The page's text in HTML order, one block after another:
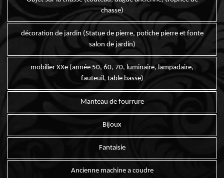
chasse)
décoration de jardin (Statue de pierre, potiche pierre et fonte
salon de jardin)
mobilier XXe (année 50, 60, 70, luminaire, lampadaire,
fauteuil, table basse)
Manteau de fourrure
Bijoux
Fantaisie
Ancienne machine a coudre